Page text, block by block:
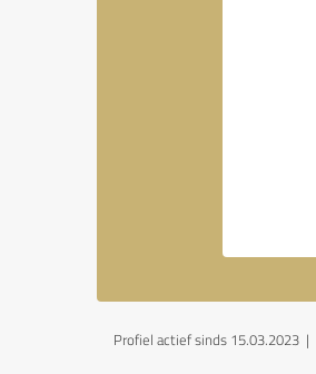
Profiel actief sinds 15.03.2023 |